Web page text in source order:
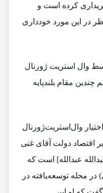
کرده است و
در این مورد خودداری
وال استریت ژورنال
مقام بلندپایه
وال‌استریت‌ژورنال
اقتصاد دولت آقای غنی
عبدالله] است که
محله توسعه‌یافته در